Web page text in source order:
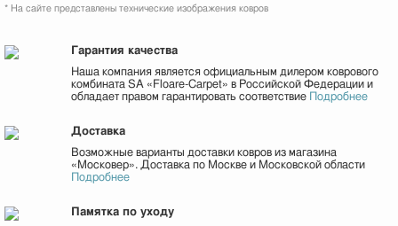
* На сайте представлены технические изображения ковров
Гарантия качества
Наша компания является официальным дилером коврового
комбината SA «Floare-Сarpet» в Российской Федерации и
обладает правом гарантировать соответствие Подробнее
Доставка
Возможные варианты доставки ковров из магазина
«Московер». Доставка по Москве и Московской области
Подробнее
Памятка по уходу